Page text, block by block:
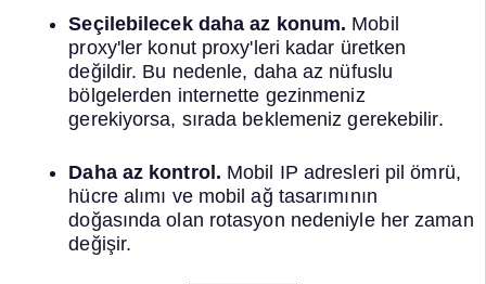
Seçilebilecek daha az konum. Mobil
proxy'ler konut proxy'leri kadar üretken
değildir. Bu nedenle, daha az nüfuslu
bölgelerden internette gezinmeniz
gerekiyorsa, sırada beklemeniz gerekebilir.
Daha az kontrol. Mobil IP adresleri pil ömrü,
hücre alımı ve mobil ağ tasarımının
doğasında olan rotasyon nedeniyle her zaman
değişir.